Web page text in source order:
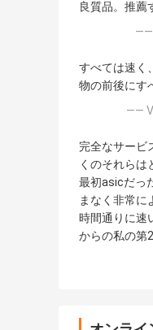
良質品。推薦
——
すべては速く
物の前後にす
——
完全なサービ
くのそれらは
最初asicだっ
まなく非常に
時間通りに速
からの私の第